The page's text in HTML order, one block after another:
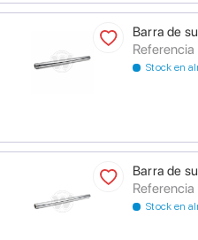
Barra de
Stock en
Barra de
Stock en